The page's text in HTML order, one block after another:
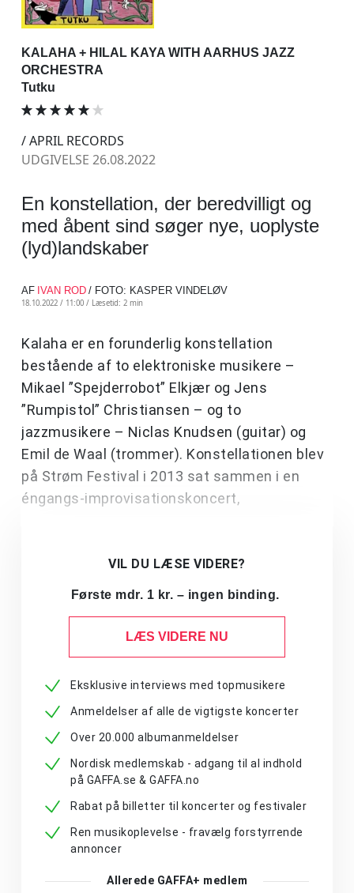
KALAHA + HILAL KAYA WITH AARHUS JAZZ
ORCHESTRA
Tutku
/ APRIL RECORDS
UDGIVELSE 26.08.2022
En konstellation, der beredvilligt og
med åbent sind søger nye, uoplyste
(lyd)landskaber
AF IVAN ROD / FOTO: KASPER VINDELØV
18.10.2022 / 11:00 / Læsetid: 2 min
Kalaha er en forunderlig konstellation
bestående af to elektroniske musikere –
Mikael ”Spejderrobot” Elkjær og Jens
”Rumpistol” Christiansen – og to
jazzmusikere – Niclas Knudsen (guitar) og
Emil de Waal (trommer). Konstellationen blev
på Strøm Festival i 2013 sat sammen i en
éngangs-improvisationskoncert,
VIL DU LÆSE VIDERE?
Første mdr. 1 kr. – ingen binding.
LÆS VIDERE NU
Eksklusive interviews med topmusikere
Anmeldelser af alle de vigtigste koncerter
Over 20.000 albumanmeldelser
Nordisk medlemskab - adgang til al indhold
på GAFFA.se & GAFFA.no
Rabat på billetter til koncerter og festivaler
Ren musikoplevelse - fravælg forstyrrende
annoncer
Allerede GAFFA+ medlem